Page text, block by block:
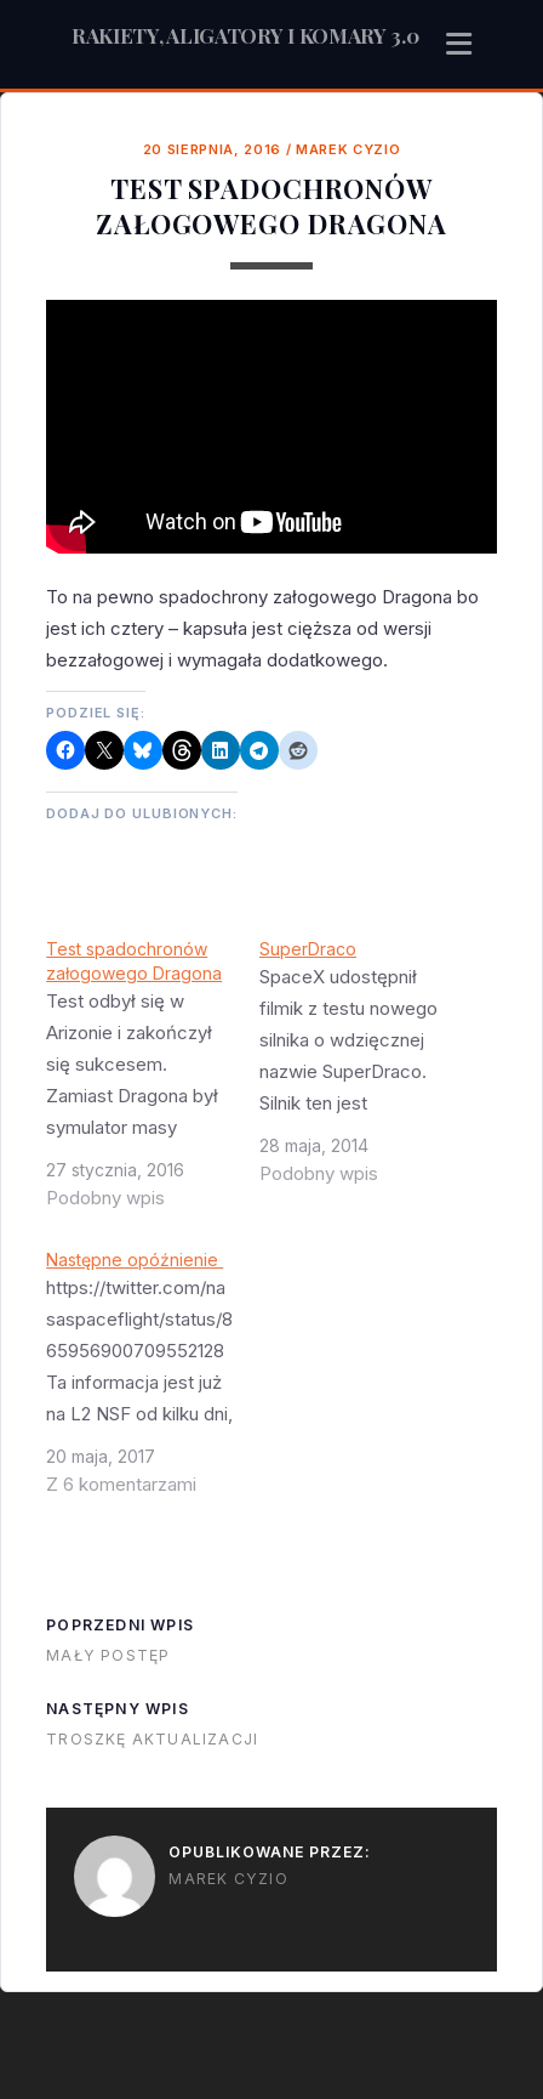
RAKIETY, ALIGATORY I KOMARY 3.0
20 SIERPNIA, 2016 / MAREK CYZIO
TEST SPADOCHRONÓW
ZAŁOGOWEGO DRAGONA
To na pewno spadochrony załogowego Dragona bo
jest ich cztery – kapsuła jest cięższa od wersji
bezzałogowej i wymagała dodatkowego.
PODZIEL SIĘ:
DODAJ DO ULUBIONYCH:
Test spadochronów
załogowego Dragona
Test odbył się w
Arizonie i zakończył
się sukcesem.
Zamiast Dragona był
symulator masy
kapsuły. Jak widać są
cztery spadochrony
ma bezzałogowy
Dragon. Film
potwierdza także
informację że kapsuła
załogowa SpaceX
będzie początkowo
27 stycznia, 2016
Podobny wpis
SuperDraco
SpaceX udostępnił
filmik z testu nowego
silnika o wdzięcznej
nazwie SuperDraco.
Silnik ten jest
budowany dla
załogowego Dragona
28 maja, 2014
Podobny wpis
Następne opóźnienie
https://twitter.com/na
saspaceflight/status/8
65956900709552128
Ta informacja jest już
na L2 NSF od kilku dni,
ale Chris zdecydował
się w końcu ją
20 maja, 2017
Z 6 komentarzami
POPRZEDNI WPIS
MAŁY POSTĘP
NASTĘPNY WPIS
TROSZKĘ AKTUALIZACJI
OPUBLIKOWANE PRZEZ:
MAREK CYZIO